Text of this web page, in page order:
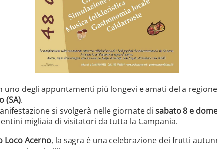
uno degli appuntamenti più longevi e amati della
(SA).
si svolgerà nelle giornate di sabato 8 e
migliaia di visitatori da tutta la Campania.
Loco Acerno, la sagra è una celebrazione dei frutti